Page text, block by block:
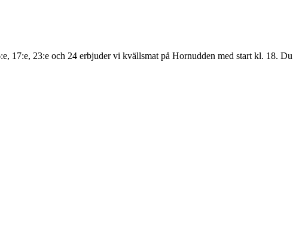
17:e, 23:e och 24 erbjuder vi kvällsmat på Hornudden med start kl. 18. Du